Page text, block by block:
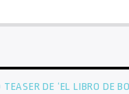
TEASER DE ‘EL LIBRO DE